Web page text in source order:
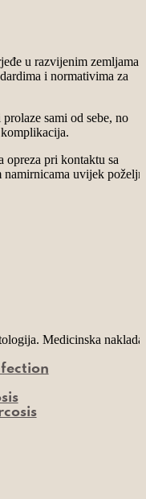
u razvijenim zemljama
i normativima za
sami od sebe, no
opreza pri kontaktu sa
uvijek
Medicinska naklada.